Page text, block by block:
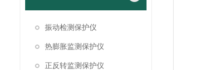
振动检测保护仪
热膨胀监测保护仪
正反转监测保护仪